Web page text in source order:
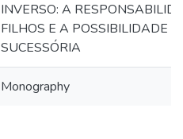
INVERSO: A
FILHOS E A POSSIBILIDADE
SUCESSÓRIA
Monography